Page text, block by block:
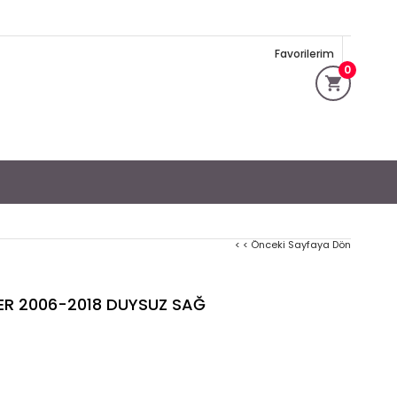
0
Favorilerim
< < Önceki Sayfaya Dön
2006-2018 DUYSUZ SAĞ